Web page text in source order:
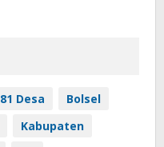
81 Desa
Bolsel
Kabupaten